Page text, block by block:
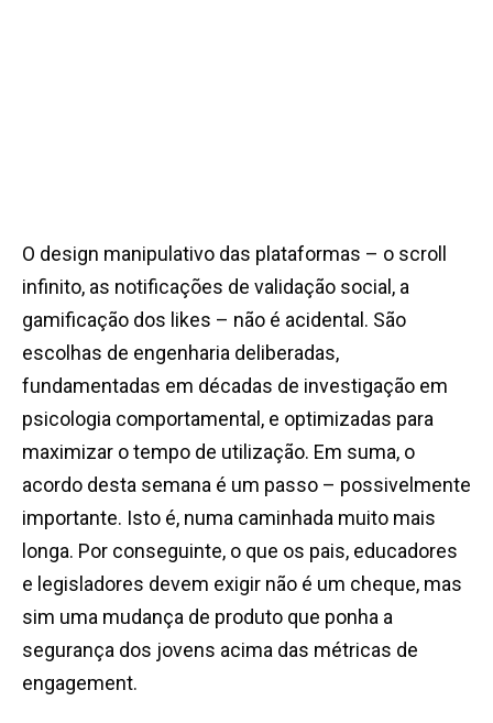
O design manipulativo das plataformas – o scroll
infinito, as notificações de validação social, a
gamificação dos likes – não é acidental. São
escolhas de engenharia deliberadas,
fundamentadas em décadas de investigação em
psicologia comportamental, e optimizadas para
maximizar o tempo de utilização. Em suma, o
acordo desta semana é um passo – possivelmente
importante. Isto é, numa caminhada muito mais
longa. Por conseguinte, o que os pais, educadores
e legisladores devem exigir não é um cheque, mas
sim uma mudança de produto que ponha a
segurança dos jovens acima das métricas de
engagement.